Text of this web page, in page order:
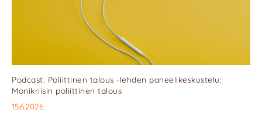
Podcast: Poliittinen talous -lehden paneelikeskustelu:
Monikriisin poliittinen talous
15.6.2026